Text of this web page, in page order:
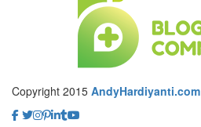
Copyright 2015 AndyHardiyanti.com